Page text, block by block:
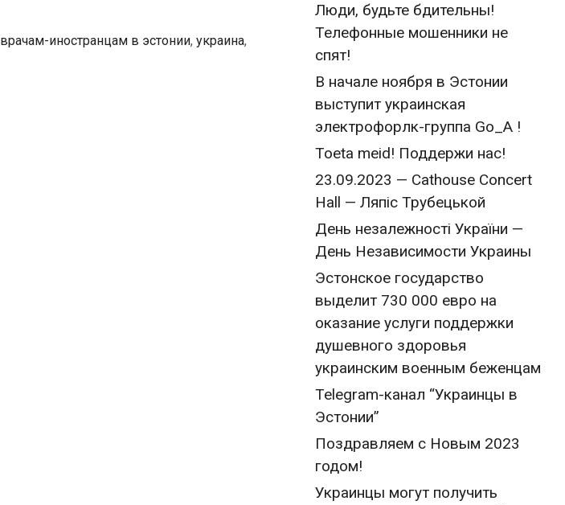
иностранцам в эстонии, украина,
Люди, будьте бдительны!
Телефонные мошенники не
спят!
В начале ноября в Эстонии
выступит украинская
электрофорлк-группа Go_A !
Toeta meid! Поддержи нас!
23.09.2023 — Cathouse Concert
Hall — Ляпіс Трубецькой
День незалежності України —
День Независимости Украины
Эстонское государство
выделит 730 000 евро на
оказание услуги поддержки
душевного здоровья
украинским военным беженцам
Telegram-канал “Украинцы в
Эстонии”
Поздравляем с Новым 2023
годом!
Украинцы могут получить